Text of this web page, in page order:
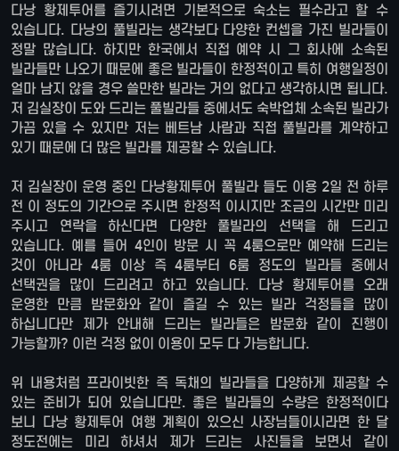
다낭 황제투어를 즐기시려면 기본적으로 숙소는 필수라고 할 수
있습니다. 다낭의 풀빌라는 생각보다 다양한 컨셉을 가진 빌라들이
정말 많습니다. 하지만 한국에서 직접 예약 시 그 회사에 소속된
빌라들만 나오기 때문에 좋은 빌라들이 한정적이고 특히 여행일정이
얼마 남지 않을 경우 쓸만한 빌라는 거의 없다고 생각하시면 됩니다.
저 김실장이 도와 드리는 풀빌라들 중에서도 숙박업체 소속된 빌라가
가끔 있을 수 있지만 저는 베트남 사람과 직접 풀빌라를 계약하고
있기 때문에 더 많은 빌라를 제공할 수 있습니다.
저 김실장이 운영 중인 다낭황제투어 풀빌라 들도 이용 2일 전 하루
전 이 정도의 기간으로 주시면 한정적 이시지만 조금의 시간만 미리
주시고 연락을 하신다면 다양한 풀빌라의 선택을 해 드리고
있습니다. 예를 들어 4인이 방문 시 꼭 4룸으로만 예약해 드리는
것이 아니라 4룸 이상 즉 4룸부터 6룸 정도의 빌라들 중에서
선택권을 많이 드리려고 하고 있습니다. 다낭 황제투어를 오래
운영한 만큼 밤문화와 같이 즐길 수 있는 빌라 걱정들을 많이
하십니다만 제가 안내해 드리는 빌라들은 밤문화 같이 진행이
가능할까? 이런 걱정 없이 이용이 모두 다 가능합니다.
위 내용처럼 프라이빗한 즉 독채의 빌라들을 다양하게 제공할 수
있는 준비가 되어 있습니다만. 좋은 빌라들의 수량은 한정적이다
보니 다낭 황제투어 여행 계획이 있으신 사장님들이시라면 한 달
정도전에는 미리 하셔서 제가 드리는 사진들을 보면서 같이